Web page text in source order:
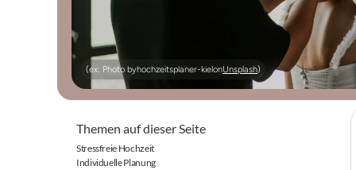
(ex: Photo byhochzeitsplaner-kielonUnsplash)
Themen auf dieser Seite
Stressfreie Hochzeit
Individuelle Planung